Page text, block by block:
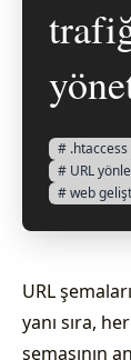
# .htaccess
# URL
# web
URL
yanı sıra,
şemasının